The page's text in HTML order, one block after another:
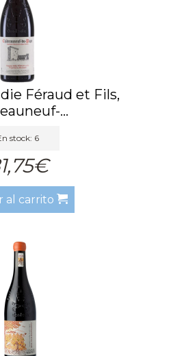
Féraud et Fils,
...
stock: 6
al carrito